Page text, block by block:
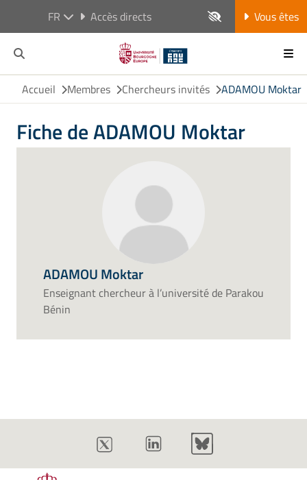
FR Accès directs Vous êtes
Accueil Membres Chercheurs invités ADAMOU Moktar
Fiche de ADAMOU Moktar
ADAMOU Moktar
Enseignant chercheur à l’université de Parakou
Bénin